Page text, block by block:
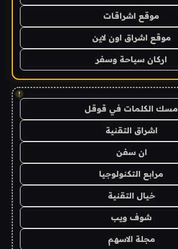
موقع اشراقات
موقع اشراق اون لاين
اركان سياحة وسفر
!
مسك الكلمات في قوقل
اشراق التقنية
ان سفن
مرابع التكنولوجيا
خيال التقنية
شوف ويب
مجلة الاسهم